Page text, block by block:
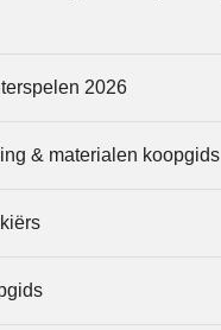
2026
& materialen koopgids